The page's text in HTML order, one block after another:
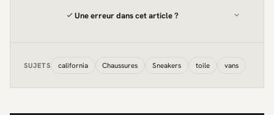
Une erreur dans cet article ?
SUJETS california Chaussures Sneakers toile vans